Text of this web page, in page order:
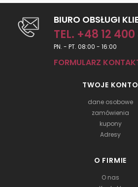
BIURO OBSŁUGI
TEL. +48 12
PN. - PT. 08:00 - 16:00
FORMULARZ
TWOJE KONTO
dane osobowe
zamówienia
kupony
Adresy
O FIRMIE
O nas